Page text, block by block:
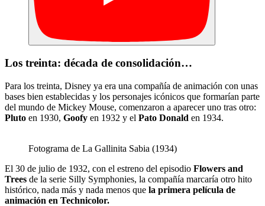
Los treinta: década de consolidación…
Para los treinta, Disney ya era una compañía de animación con unas
bases bien establecidas y los personajes icónicos que formarían parte
del mundo de Mickey Mouse, comenzaron a aparecer uno tras otro:
Pluto en 1930, Goofy en 1932 y el Pato Donald en 1934.
Fotograma de La Gallinita Sabia (1934)
El 30 de julio de 1932, con el estreno del episodio Flowers and
Trees de la serie Silly Symphonies, la compañía marcaría otro hito
histórico, nada más y nada menos que la primera película de
animación en Technicolor.